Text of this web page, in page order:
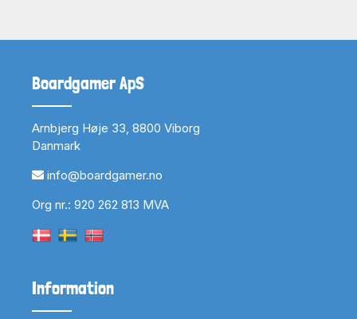
Boardgamer ApS
Arnbjerg Høje 33, 8800 Viborg
Danmark
info@boardgamer.no
Org nr.: 920 262 813 MVA
Information